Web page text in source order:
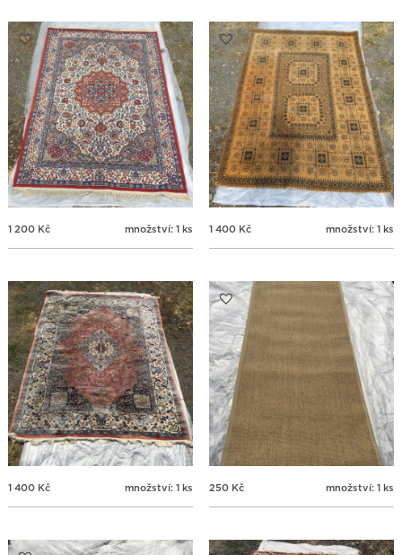
1 200 Kč množství: 1 ks 1 400 Kč množství: 1 ks
1 400 Kč množství: 1 ks 250 Kč množství: 1 ks